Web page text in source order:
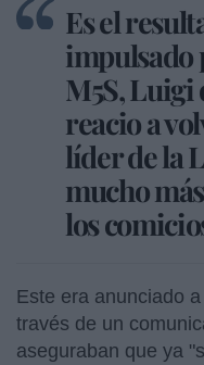
Es el
impulsado
M5S, Luigi
reacio a
líder de la
mucho
los
Este era anunciado
través de un
aseguraban que ya